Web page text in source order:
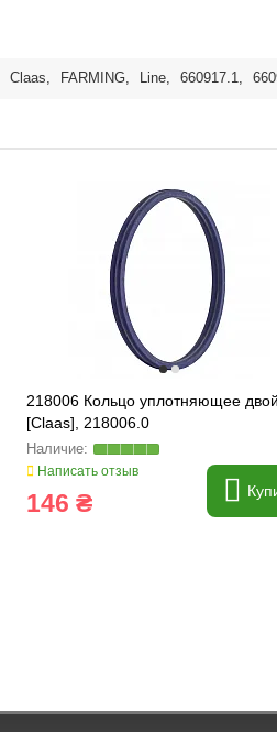
Claas, FARMING, Line, 660917.1,
218006 Кольцо уплотняющее
[Claas], 218006.0
Написать отзыв
146 ₴